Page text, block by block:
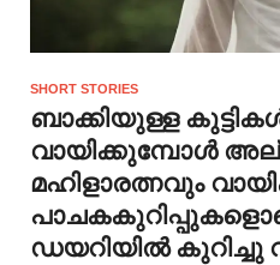
SHORT STORIES
ബാക്കിയുള്ള
വായിക്കുമ്പോൾ
മഹിളാരത്നവും
ഡയറിയിൽ കുറിച്ചു